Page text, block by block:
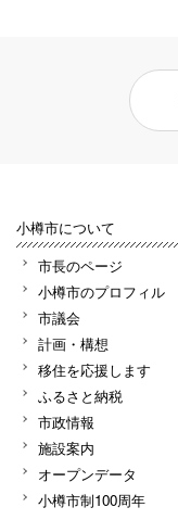
小樽市について
市長のページ
小樽市のプロフィル
市議会
計画・構想
移住を応援します
ふるさと納税
市政情報
施設案内
オープンデータ
小樽市制100周年